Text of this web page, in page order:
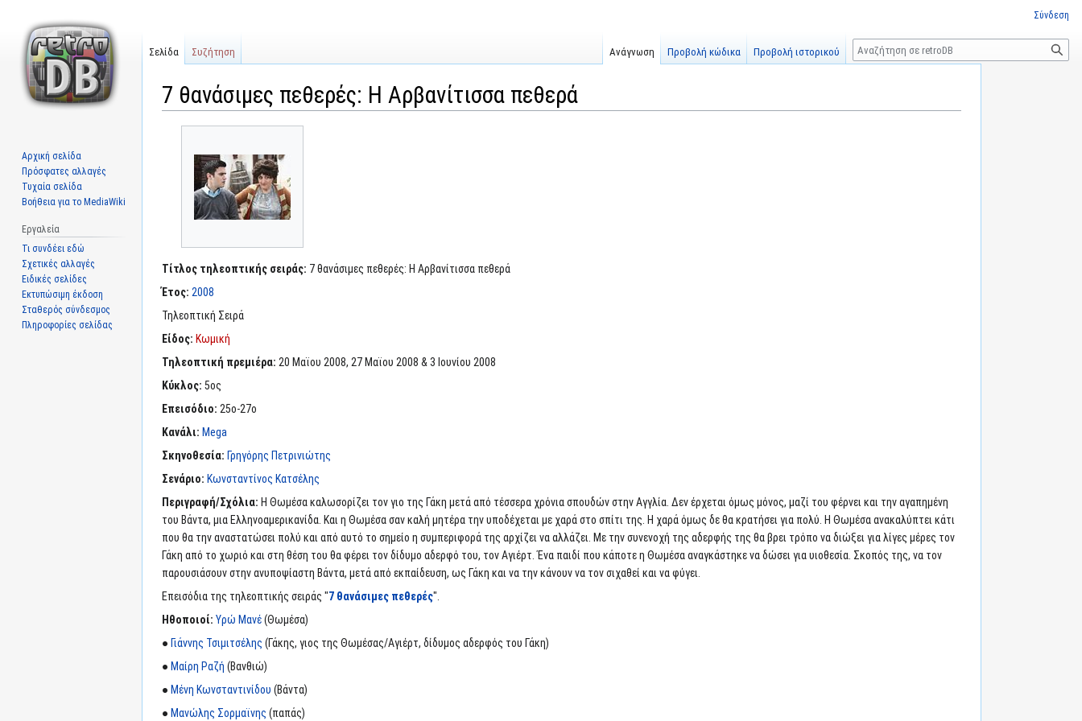
7 θανάσιμες πεθερές: Η Αρβανίτισσα πεθερά
πλοήγηση
αναζήτηση
Τίτλος τηλεοπτικής σειράς: 7 θανάσιμες πεθερές: Η Αρβανίτισσα πεθερά
Έτος: 2008
Τηλεοπτική Σειρά
Είδος: Κωμική
Τηλεοπτική πρεμιέρα: 20 Μαϊου 2008, 27 Μαϊου 2008 & 3 Ιουνίου 2008
Κύκλος: 5ος
Επεισόδιο: 25ο-27ο
Κανάλι: Mega
Σκηνοθεσία: Γρηγόρης Πετρινιώτης
Σενάριο: Κωνσταντίνος Κατσέλης
Περιγραφή/Σχόλια: Η Θωμέσα καλωσορίζει τον γιο της Γάκη μετά από τέσσερα χρόνια σπουδών στην Αγγλία. Δεν έρχεται όμως μόνος, μαζί του φέρνει και την αγαπημένη
του Βάντα, μια Ελληνοαμερικανίδα. Και η Θωμέσα σαν καλή μητέρα την υποδέχεται με χαρά στο σπίτι της. Η χαρά όμως δε θα κρατήσει για πολύ. Η Θωμέσα ανακαλύπτει κάτι
που θα την αναστατώσει πολύ και από αυτό το σημείο η συμπεριφορά της αρχίζει να αλλάζει. Με την συνενοχή της αδερφής της θα βρει τρόπο να διώξει για λίγες μέρες τον
Γάκη από το χωριό και στη θέση του θα φέρει τον δίδυμο αδερφό του, τον Αγιέρτ. Ένα παιδί που κάποτε η Θωμέσα αναγκάστηκε να δώσει για υιοθεσία. Σκοπός της, να τον
παρουσιάσουν στην ανυποψίαστη Βάντα, μετά από εκπαίδευση, ως Γάκη και να την κάνουν να τον σιχαθεί και να φύγει.
Επεισόδια της τηλεοπτικής σειράς "7 θανάσιμες πεθερές".
Ηθοποιοί: Υρώ Μανέ(Θωμέσα)
● Γιάννης Τσιμιτσέλης (Γάκης, γιος της Θωμέσας/Αγιέρτ, δίδυμος αδερφός του Γάκη)
● Μαίρη Ραζή (Βανθιώ)
● Μένη Κωνσταντινίδου (Βάντα)
● Μανώλης Σορμαϊνης (παπάς)
Σύνδεση
Σελίδα Συζήτηση Ανάγνωση Προβολή κώδικα Προβολή ιστορικού
Αναζήτηση
Αρχική σελίδα
Πρόσφατες αλλαγές
Τυχαία σελίδα
Βοήθεια για το MediaWiki
Εργαλεία
Τι συνδέει εδώ
Σχετικές αλλαγές
Ειδικές σελίδες
Εκτυπώσιμη έκδοση
Σταθερός σύνδεσμος
Πληροφορίες σελίδας